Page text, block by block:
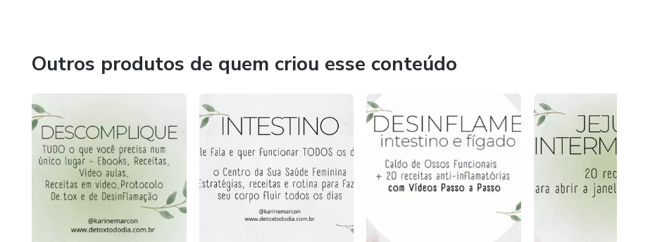
eficaz!
Adotei uma alimentação equilibrada, focada em alimentos nutritivos e naturais. Incorporar atividade física regular na
minha rotina diária tornou-se uma prioridade. Além disso, desenvolvi técnicas de gerenciamento de estresse e hábitos
de sono que revitalizaram minha energia e foco. O mais incrível foi perceber como essas mudanças impactaram
positivamente não apenas meu corpo, mas também minha mente e espírito.
O Resultado
Hoje, estou em um lugar completamente diferente. Minha saúde está melhor do que nunca, sinto-me energizado e
motivado, e finalmente encontrei um equilíbrio que me permite viver plenamente cada dia. Minha jornada me ensinou
que transformar a saúde é possível para qualquer pessoa, independentemente de onde você comece.
Outros produtos de quem criou esse conteúdo